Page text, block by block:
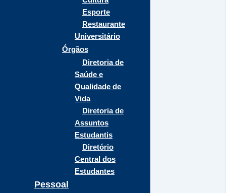
Esporte
Restaurante
Universitário
Órgãos
Diretoria de
Saúde e
Qualidade de
Vida
Diretoria de
Assuntos
Estudantis
Diretório
Central dos
Estudantes
Pessoal